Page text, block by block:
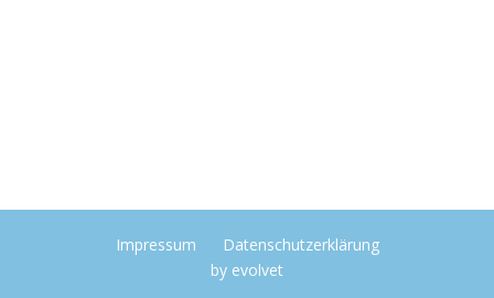
Impressum
Datenschutzerklärung
by evolvet